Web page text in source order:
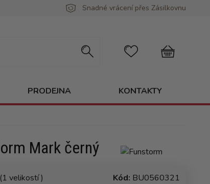
Snadné vrácení přes Zásilkovnu
PRODEJNA KONTAKTY
Mark černý
(1 velikostí ) Kód: BU0560321